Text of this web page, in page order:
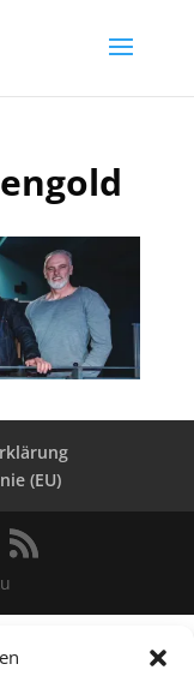
(EU)